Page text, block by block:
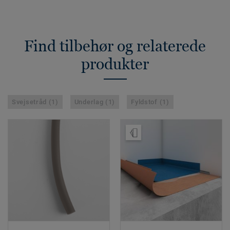
Find tilbehør og relaterede
produkter
Svejsetråd (1) Underlag (1) Fyldstof (1)